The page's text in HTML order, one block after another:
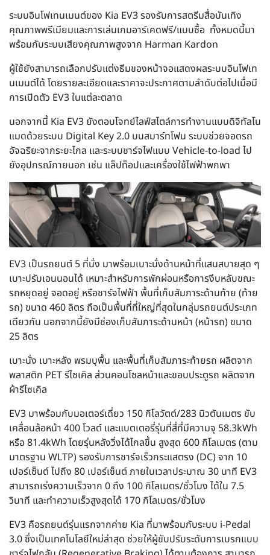
ระบบอินโฟเทนเมนต์ของ Kia EV3 รองรับการสตรีมสื่อบันเทิง
คุณภาพพรีเมียมและการเล่นเกมอาร์เคดฟรี/แบบซื้อ ทั้งหมดนี้มา
พร้อมกับระบบเสียงคุณภาพสูงจาก Harman Kardon
ผู้ใช้ยังสามารถเลือกปรับแต่งธีมของหน้าจอแสดงผลระบบอินโฟเท
นเมนต์ได้ โดยรายละเอียดและราคาจะประกาศตามลำดับต่อไปเมื่อมี
การเปิดตัว EV3 ในแต่ละตลาด
นอกจากนี้ Kia EV3 ยังตอบโจทย์ไลฟ์สไตล์การทำงานแบบดิจิทัลโน
แมดด้วยระบบ Digital Key 2.0 บนสมาร์ทโฟน ระบบช่วยจอดรถ
อัจฉริยะจากระยะไกล และระบบชาร์จไฟแบบ Vehicle-to-load ไป
ยังอุปกรณ์ภายนอก เช่น แล็ปท็อปและเครื่องใช้ไฟฟ้าพกพา
EV3 เป็นรถยนต์ 5 ที่นั่ง มาพร้อมเบาะนั่งด้านหน้าที่แสนสบายสุด ๆ
เบาะปรับเอนนอนได้ เหมาะสำหรับการพักผ่อนหรือการงีบหลับขณะ
รถหยุดอยู่ จอดอยู่ หรือชาร์จไฟฟ้า พื้นที่เก็บสัมภาระด้านท้าย (ท้าย
รถ) ขนาด 460 ลิตร ถือเป็นพื้นที่ที่ใหญ่ที่สุดในกลุ่มรถยนต์ประเภท
เดียวกัน นอกจากนี้ยังมีช่องเก็บสัมภาระด้านหน้า (หน้ารถ) ขนาด
25 ลิตร
เบาะนั่ง เบาะหลัง พรมบุพื้น และพื้นที่เก็บสัมภาระท้ายรถ ผลิตจาก
พลาสติก PET รีไซเคิล ส่วนคอนโซลหน้าและขอบประตูรถ ผลิตจาก
ผ้ารีไซเคิล
EV3 มาพร้อมกับมอเตอร์เดี่ยว 150 กิโลวัตต์/283 นิวตันเมตร ขับ
เคลื่อนล้อหน้า 400 โวลต์ และแบตเตอรี่รุ่นที่สี่ที่มีความจุ 58.3kWh
หรือ 81.4kWh โดยรุ่นหลังวิ่งได้ไกลขึ้น สูงสุด 600 กิโลเมตร (ตาม
มาตรฐาน WLTP) รองรับการชาร์จเร็วกระแสตรง (DC) จาก 10
เปอร์เซ็นต์ ไปถึง 80 เปอร์เซ็นต์ ภายในเวลาประมาณ 30 นาที EV3
สามารถเร่งความเร็วจาก 0 ถึง 100 กิโลเมตร/ชั่วโมง ได้ใน 7.5
วินาที และทำความเร็วสูงสุดได้ 170 กิโลเมตร/ชั่วโมง
EV3 คือรถยนต์รุ่นแรกจากค่าย Kia ที่มาพร้อมกับระบบ i-Pedal
3.0 ซึ่งเป็นเทคโนโลยีใหม่ล่าสุด ช่วยให้ผู้ขับปรับระดับการเบรกแบบ